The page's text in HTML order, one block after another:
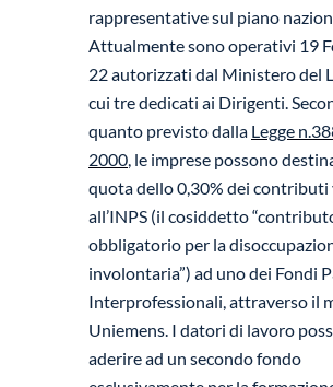
rappresentative sul piano
Attualmente sono operativi 19
22 autorizzati dal Ministero del
cui tre dedicati ai Dirigenti.
quanto previsto dalla Legge
2000, le imprese possono
quota dello 0,30% dei contributi
all’INPS (il cosiddetto
obbligatorio per la
involontaria”) ad uno dei Fondi
Interprofessionali, attraverso il
Uniemens. I datori di lavoro
aderire ad un secondo fondo